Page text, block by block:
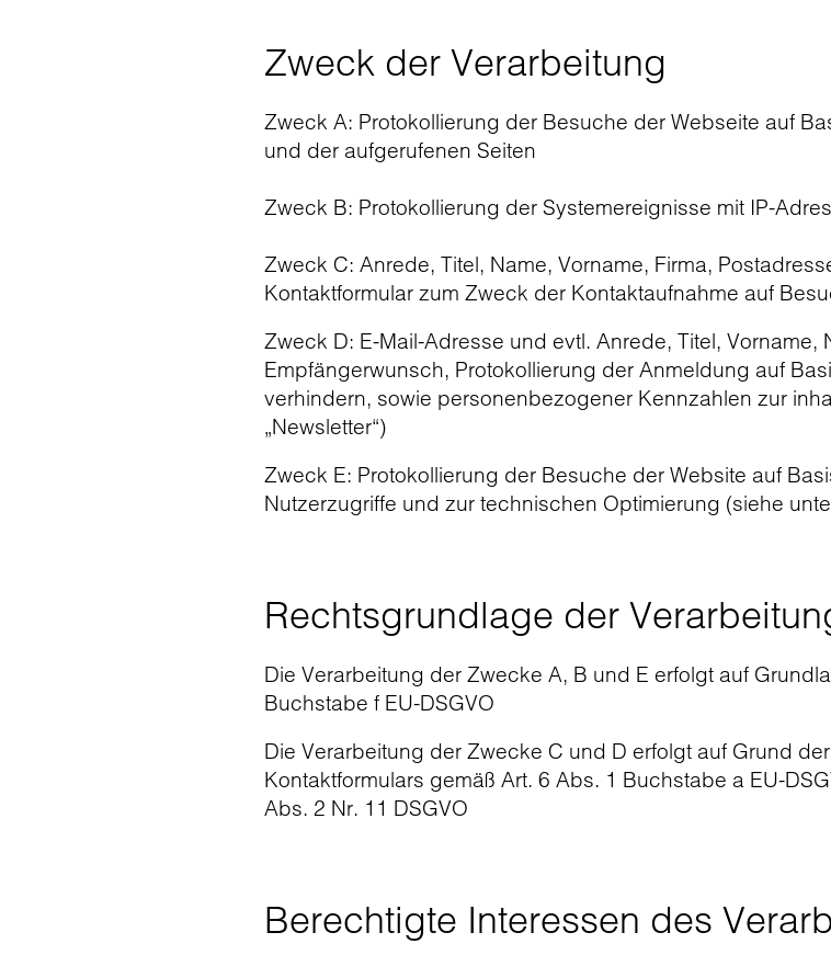
Zweck der Verarbeitung
Zweck A: Protokollierung der Besuche der Webseite auf
und der aufgerufenen Seiten
Zweck B: Protokollierung der Systemereignisse mit IP-
Zweck C: Anrede, Titel, Name, Vorname, Firma,
Kontaktformular zum Zweck der Kontaktaufnahme auf
Zweck D: E-Mail-Adresse und evtl. Anrede, Titel,
Empfängerwunsch, Protokollierung der Anmeldung auf
verhindern, sowie personenbezogener Kennzahlen zur
„Newsletter“)
Zweck E: Protokollierung der Besuche der Website auf
Nutzerzugriffe und zur technischen Optimierung (siehe
Rechtsgrundlage der
Die Verarbeitung der Zwecke A, B und E erfolgt auf
Buchstabe f EU-DSGVO
Die Verarbeitung der Zwecke C und D erfolgt auf Grund
Kontaktformulars gemäß Art. 6 Abs. 1 Buchstabe a EU-
Abs. 2 Nr. 11 DSGVO
Berechtigte Interessen des